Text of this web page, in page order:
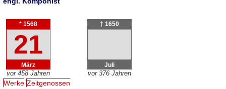
* 1568
21
März
vor 458 Jahren
† 1650
Juli
vor 376 Jahren
Werke Zeitgenossen